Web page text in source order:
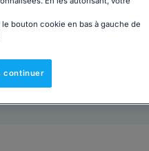
bouton cookie en bas à gauche de
continuer